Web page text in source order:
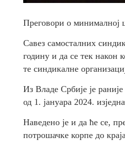
Преговори о минималној
Савез самосталних
годину и да се тек након
те синдикалне
Из Владе Србије је
од 1. јануара 2024.
Наведено је и да ће се,
потрошачке корпе до